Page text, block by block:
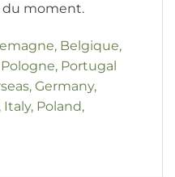
du moment.
Belgique,
Portugal
Germany,
Poland,